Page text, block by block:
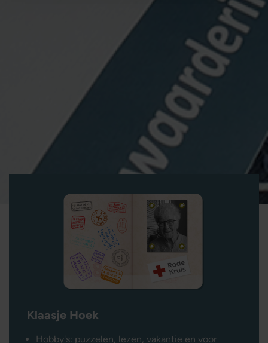
Leestijd 5 minuten
Klaasje Hoek
Hobby's: puzzelen, lezen, vakantie en voor